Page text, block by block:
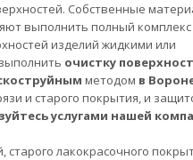
Собственные
выполнить полный
изделий жидкими или
очистку
методом в
и старого покрытия, и
услугами нашей
старого лакокрасочного